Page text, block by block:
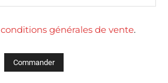
conditions générales de vente.